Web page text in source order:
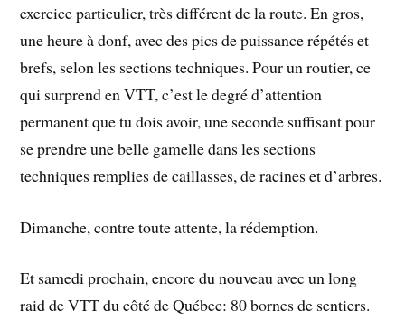
exercice particulier, très différent de la route. En gros,
une heure à donf, avec des pics de puissance répétés et
brefs, selon les sections techniques. Pour un routier, ce
qui surprend en VTT, c’est le degré d’attention
permanent que tu dois avoir, une seconde suffisant pour
se prendre une belle gamelle dans les sections
techniques remplies de caillasses, de racines et d’arbres.
Dimanche, contre toute attente, la rédemption.
Et samedi prochain, encore du nouveau avec un long
raid de VTT du côté de Québec: 80 bornes de sentiers.